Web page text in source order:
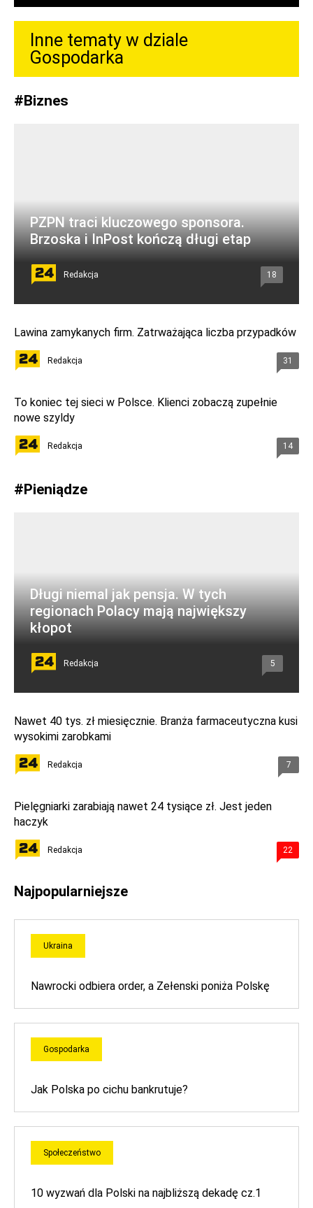
Inne tematy w dziale
Gospodarka
#Biznes
PZPN traci kluczowego sponsora.
Brzoska i InPost kończą długi etap
Redakcja 18
Lawina zamykanych firm. Zatrważająca liczba przypadków
Redakcja 31
To koniec tej sieci w Polsce. Klienci zobaczą zupełnie
nowe szyldy
Redakcja 14
#Pieniądze
Długi niemal jak pensja. W tych
regionach Polacy mają największy
kłopot
Redakcja 5
Nawet 40 tys. zł miesięcznie. Branża farmaceutyczna kusi
wysokimi zarobkami
Redakcja 7
Pielęgniarki zarabiają nawet 24 tysiące zł. Jest jeden
haczyk
Redakcja 22
Najpopularniejsze
Ukraina
Nawrocki odbiera order, a Zełenski poniża Polskę
Gospodarka
Jak Polska po cichu bankrutuje?
Społeczeństwo
10 wyzwań dla Polski na najbliższą dekadę cz.1